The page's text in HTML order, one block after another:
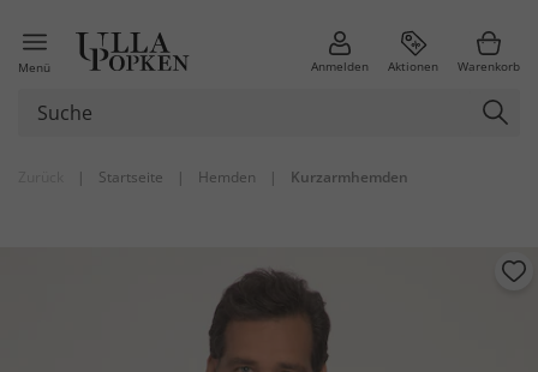
Menü Anmelden Aktionen Warenkorb
| Startseite | Hemden | Kurzarmhemden